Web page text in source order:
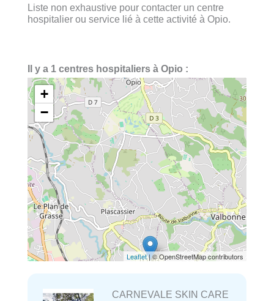
Liste non exhaustive pour contacter un centre
hospitalier ou service lié à cette activité à Opio.
Il y a 1 centres hospitaliers à Opio :
+
−
Leaflet| © OpenStreetMap contributors
CARNEVALE SKIN CARE